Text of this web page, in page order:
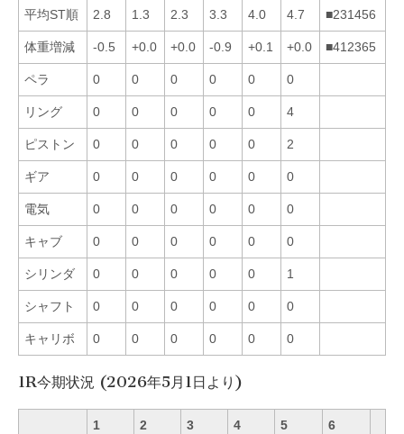
平均ST順 2.8 1.3 2.3 3.3 4.0 4.7 ■231456
体重増減 -0.5 +0.0 +0.0 -0.9 +0.1 +0.0 ■412365
ペラ 0 0 0 0 0 0
リング 0 0 0 0 0 4
ピストン 0 0 0 0 0 2
ギア 0 0 0 0 0 0
電気 0 0 0 0 0 0
キャブ 0 0 0 0 0 0
シリンダ 0 0 0 0 0 1
シャフト 0 0 0 0 0 0
キャリボ 0 0 0 0 0 0
1R今期状況 (2026年5月1日より)
1 2 3 4 5 6